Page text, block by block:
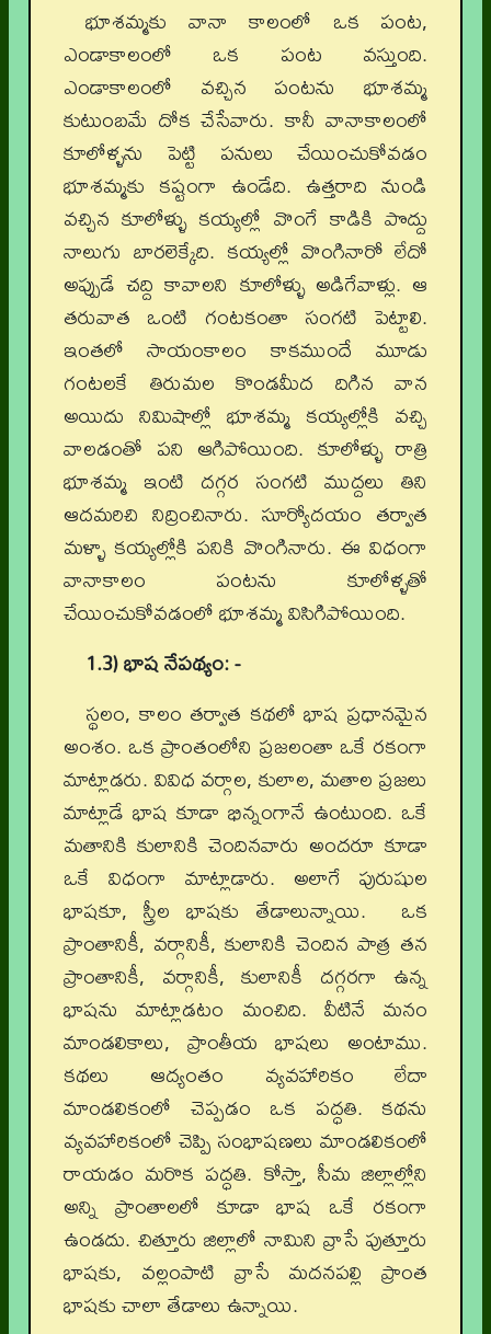
భూశమ్మకు వానా కాలంలో ఒక పంట,
ఎండాకాలంలో ఒక పంట వస్తుంది.
ఎండాకాలంలో వచ్చిన పంటను భూశమ్మ
కుటుంబమే దోక చేసేవారు. కానీ వానాకాలంలో
కూలోళ్ళను పెట్టి పనులు చేయించుకోవడం
భూశమ్మకు కష్టంగా ఉండేది. ఉత్తరాది నుండి
వచ్చిన కూలోళ్ళు కయ్యల్లో వొంగే కాడికి పొద్దు
నాలుగు బారలెక్కేది. కయ్యల్లో వొంగినారో లేదో
అప్పుడే చద్ది కావాలని కూలోళ్ళు అడిగేవాళ్లు. ఆ
తరువాత ఒంటి గంటకంతా సంగటి పెట్టాలి.
ఇంతలో సాయంకాలం కాకముందే మూడు
గంటలకే తిరుమల కొండమీద దిగిన వాన
అయిదు నిమిషాల్లో భూశమ్మ కయ్యల్లోకి వచ్చి
వాలడంతో పని ఆగిపోయింది. కూలోళ్ళు రాత్రి
భూశమ్మ ఇంటి దగ్గర సంగటి ముద్దలు తిని
ఆదమరిచి నిద్రించినారు. సూర్యోదయం తర్వాత
మళ్ళా కయ్యల్లోకి పనికి వొంగినారు. ఈ విధంగా
వానాకాలం పంటను కూలోళ్ళతో
చేయించుకోవడంలో భూశమ్మ విసిగిపోయింది.
1.3) భాష నేపథ్యం: -
స్థలం, కాలం తర్వాత కథలో భాష ప్రధానమైన
అంశం. ఒక ప్రాంతంలోని ప్రజలంతా ఒకే రకంగా
మాట్లాడరు. వివిధ వర్గాల, కులాల, మతాల ప్రజలు
మాట్లాడే భాష కూడా భిన్నంగానే ఉంటుంది. ఒకే
మతానికి కులానికి చెందినవారు అందరూ కూడా
ఒకే విధంగా మాట్లాడారు. అలాగే పురుషుల
భాషకూ, స్త్రీల భాషకు తేడాలున్నాయి. ఒక
ప్రాంతానికీ, వర్గానికీ, కులానికి చెందిన పాత్ర తన
ప్రాంతానికీ, వర్గానికీ, కులానికీ దగ్గరగా ఉన్న
భాషను మాట్లాడటం మంచిది. వీటినే మనం
మాండలికాలు, ప్రాంతీయ భాషలు అంటాము.
కథలు ఆద్యంతం వ్యవహారికం లేదా
మాండలికంలో చెప్పడం ఒక పద్ధతి. కథను
వ్యవహారికంలో చెప్పి సంభాషణలు మాండలికంలో
రాయడం మరొక పద్ధతి. కోస్తా, సీమ జిల్లాల్లోని
అన్ని ప్రాంతాలలో కూడా భాష ఒకే రకంగా
ఉండదు. చిత్తూరు జిల్లాలో నామిని వ్రాసే పుత్తూరు
భాషకు, వల్లంపాటి వ్రాసే మదనపల్లి ప్రాంత
భాషకు చాలా తేడాలు ఉన్నాయి.